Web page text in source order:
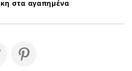
στα αγαπημένα